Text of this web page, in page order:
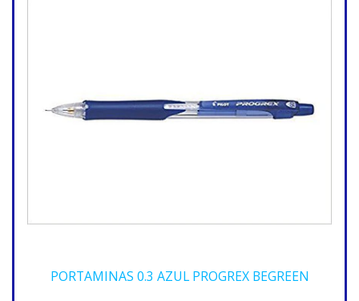
PORTAMINAS 0.3 AZUL PROGREX BEGREEN